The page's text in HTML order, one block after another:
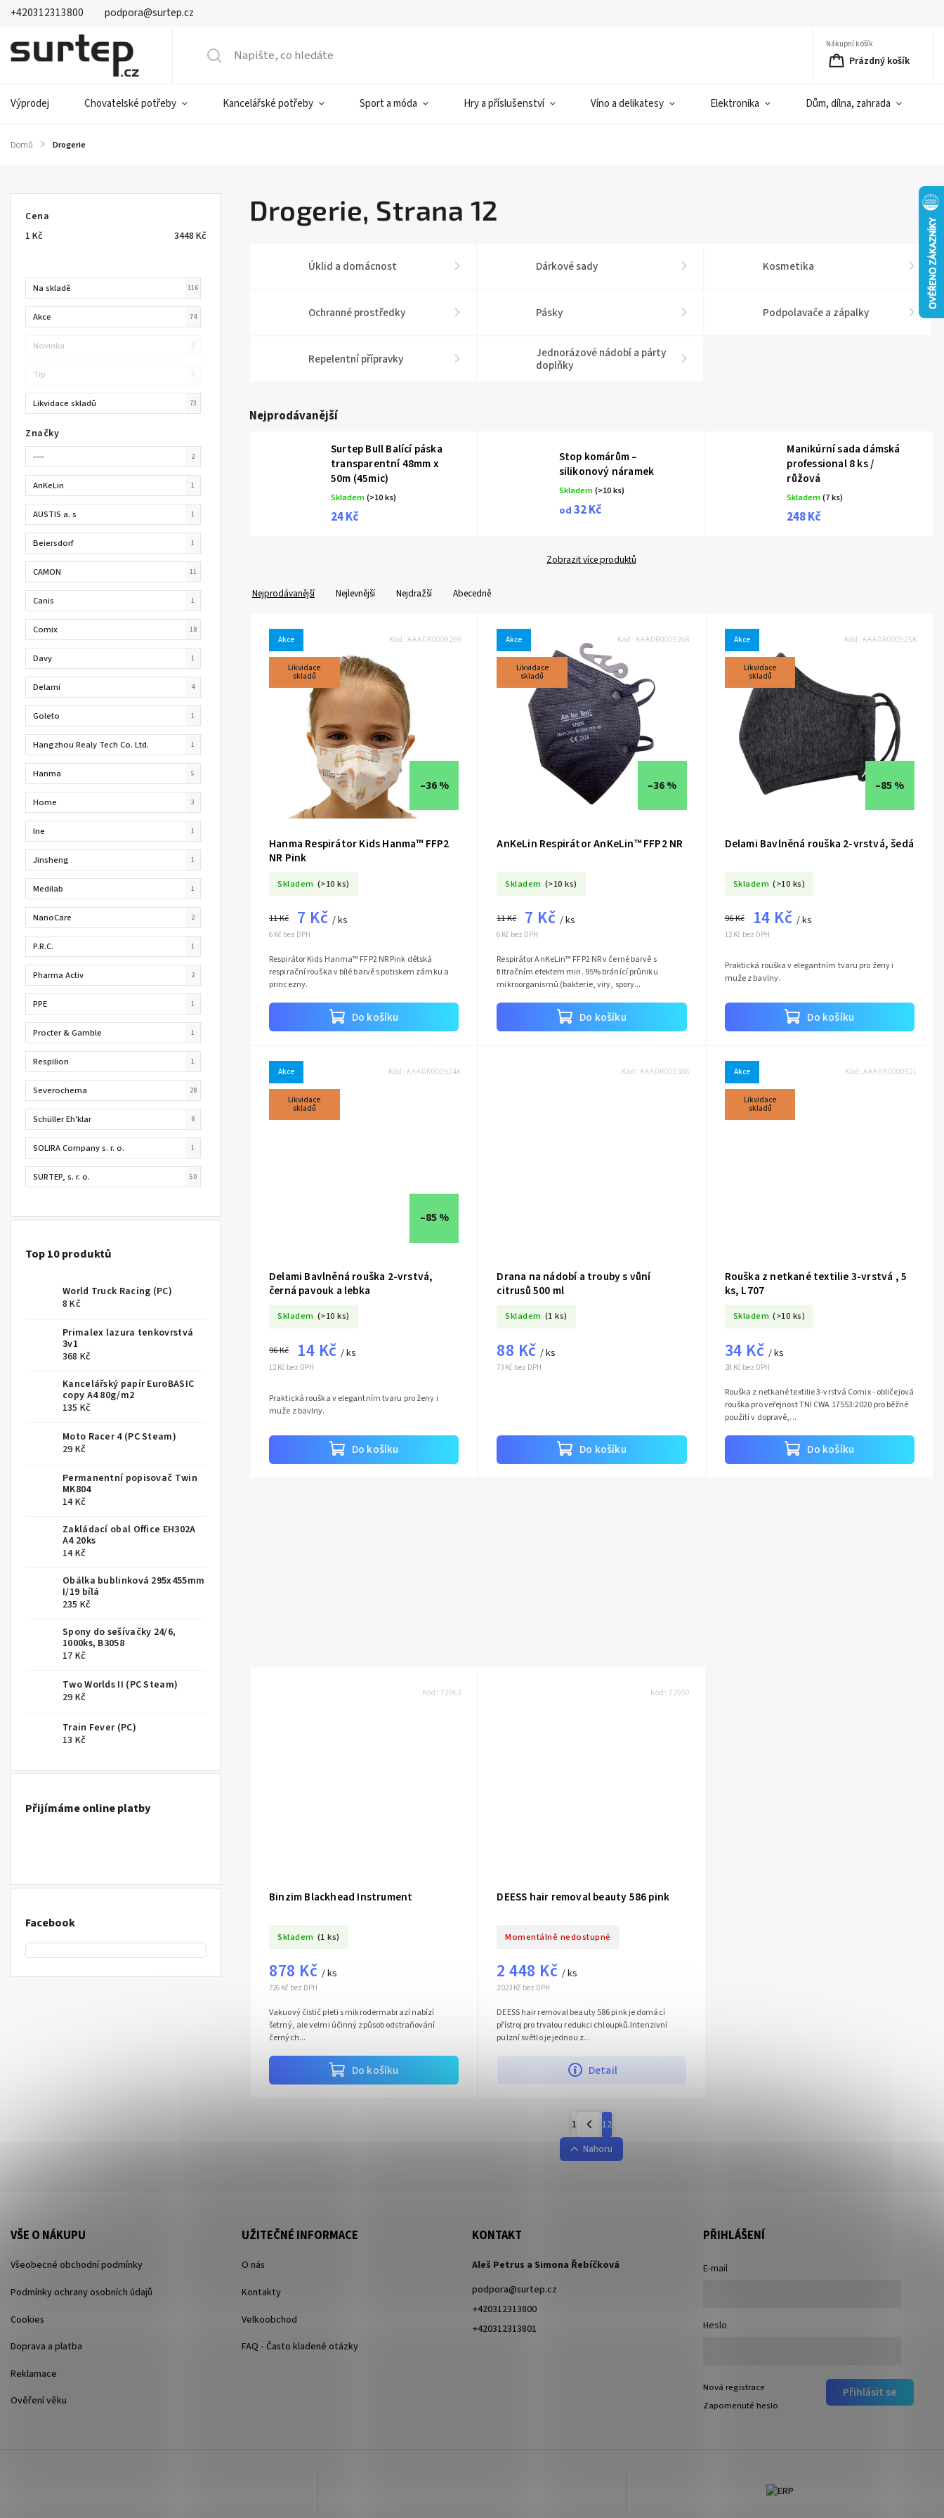
+420312313800 podpora@surtep.cz
Nákupní košík
Prázdný košík
Výprodej Chovatelské potřeby Kancelářské potřeby Sport a móda Hry a příslušenství Víno a delikatesy Elektronika Dům, dílna, zahrada
Domů / Drogerie
Cena
1 Kč 3448 Kč
Na skladě 116
Akce 74
Novinka 0
Tip 0
Likvidace skladů 73
Značky
---- 2
AnKeLin 1
AUSTIS a. s 1
Beiersdorf 1
CAMON 11
Canis 1
Comix 18
Davy 1
Delami 4
Goleto 1
Hangzhou Realy Tech Co. Ltd. 1
Hanma 5
Home 3
Ine 1
Jinsheng 1
Medilab 1
NanoCare 2
P.R.C. 1
Pharma Activ 2
PPE 1
Procter & Gamble 1
Respilion 1
Severochema 28
Schüller Eh'klar 8
SOLIRA Company s. r. o. 1
SURTEP, s. r. o. 50
Top 10 produktů
World Truck Racing (PC)
8 Kč
Primalex lazura tenkovrstvá
3v1
368 Kč
Kancelářský papír EuroBASIC
copy A4 80g/m2
135 Kč
Moto Racer 4 (PC Steam)
29 Kč
Permanentní popisovač Twin
MK804
14 Kč
Zakládací obal Office EH302A
A4 20ks
14 Kč
Obálka bublinková 295x455mm
I/19 bílá
235 Kč
Spony do sešívačky 24/6,
1000ks, B3058
17 Kč
Two Worlds II (PC Steam)
29 Kč
Train Fever (PC)
13 Kč
Přijímáme online platby
Facebook
Drogerie, Strana 12
Úklid a domácnost Dárkové sady Kosmetika
Ochranné prostředky Pásky Podpolavače a zápalky
Repelentní přípravky
Jednorázové nádobí a párty
doplňky
Nejprodávanější
Surtep Bull Balící páska
transparentní 48mm x
50m (45mic)
Skladem(>10 ks)
24 Kč
Stop komárům –
silikonový náramek
Skladem(>10 ks)
od 32 Kč
Manikúrní sada dámská
professional 8 ks /
růžová
Skladem(7 ks)
248 Kč
Zobrazit více produktů
Nejprodávanější Nejlevnější Nejdražší Abecedně
Akce
Likvidace
skladů
–36 %
Hanma Respirátor Kids Hanma™ FFP2
NR Pink
Skladem (>10 ks)
6 Kč bez DPH
11 Kč 7 Kč / ks
Do košíku
Respirátor Kids Hanma™ FFP2 NR Pink dětská
respirační rouška v bílé barvě s potiskem zámku a
princezny.
Kód:AAADR0009269 Akce
Likvidace
skladů
–36 %
AnKeLin Respirátor AnKeLin™ FFP2 NR
Skladem (>10 ks)
6 Kč bez DPH
11 Kč 7 Kč / ks
Do košíku
Respirátor AnKeLin™ FFP2 NR v černé barvě s
filtračním efektem min. 95% bránící průniku
mikroorganismů (bakterie, viry, spory...
Kód: AAADR0009268 Akce
Likvidace
skladů
–85 %
Delami Bavlněná rouška 2-vrstvá, šedá
Skladem (>10 ks)
12 Kč bez DPH
96 Kč 14 Kč / ks
Do košíku
Praktická rouška v elegantním tvaru pro ženy i
muže z bavlny.
Kód: AAADR000925K
Akce
Likvidace
skladů
–85 %
Delami Bavlněná rouška 2-vrstvá,
černá pavouk a lebka
Skladem (>10 ks)
12 Kč bez DPH
96 Kč 14 Kč / ks
Do košíku
Praktická rouška v elegantním tvaru pro ženy i
muže z bavlny.
Kód:AAADR000924K
Drana na nádobí a trouby s vůní
citrusů 500 ml
Skladem (1 ks)
73 Kč bez DPH
88 Kč/ ks
Do košíku
Kód: AAADR000386 Akce
Likvidace
skladů
Rouška z netkané textilie 3-vrstvá , 5
ks, L707
Skladem (>10 ks)
28 Kč bez DPH
34 Kč / ks
Do košíku
Rouška z netkané textilie 3-vrstvá Comix - obličejová
rouška pro veřejnost TNI CWA 17553:2020 pro běžné
použití v dopravě,...
Kód: AAADR0000921
Binzim Blackhead Instrument
Skladem (1 ks)
726 Kč bez DPH
878 Kč / ks
Do košíku
Vakuový čistič pleti s mikrodermabrazí nabízí
šetrný, ale velmi účinný způsob odstraňování
černých...
Kód: 72963
DEESS hair removal beauty 586 pink
Momentálně nedostupné
2 023 Kč bez DPH
2 448 Kč / ks
Detail
DEESS hair removal beauty 586 pink je domácí
přístroj pro trvalou redukci chloupků.Intenzivní
pulzní světlo je jednou z...
Kód: 72950
1
12
Nahoru
VŠE O NÁKUPU
Všeobecné obchodní podmínky
Podmínky ochrany osobních údajů
Cookies
Doprava a platba
Reklamace
Ověření věku
UŽITEČNÉ INFORMACE
O nás
Kontakty
Velkoobchod
FAQ - Často kladené otázky
KONTAKT
Aleš Petrus a Simona Řebíčková
podpora@surtep.cz
+420312313800
+420312313801
PŘIHLÁŠENÍ
E-mail
Heslo
Přihlásit se
Nová registrace
Zapomenuté heslo